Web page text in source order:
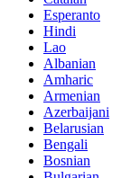
Esperanto
Hindi
Lao
Albanian
Amharic
Armenian
Azerbaijani
Belarusian
Bengali
Bosnian